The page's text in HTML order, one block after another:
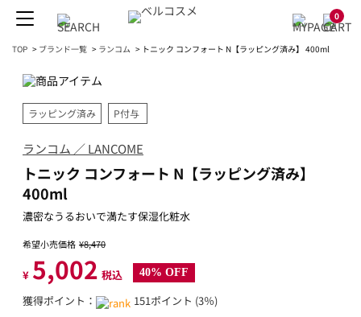
0
TOP > ブランド一覧 > ランコム > トニック コンフォート N【ラッピング済み】 400ml
ラッピング済み P付与
ランコム ／ LANCOME
トニック コンフォート N【ラッピング済み】
400ml
濃密なうるおいで満たす保湿化粧水
希望小売価格 ¥8,470
¥ 5,002 税込 40% OFF
獲得ポイント： 151ポイント (3％)